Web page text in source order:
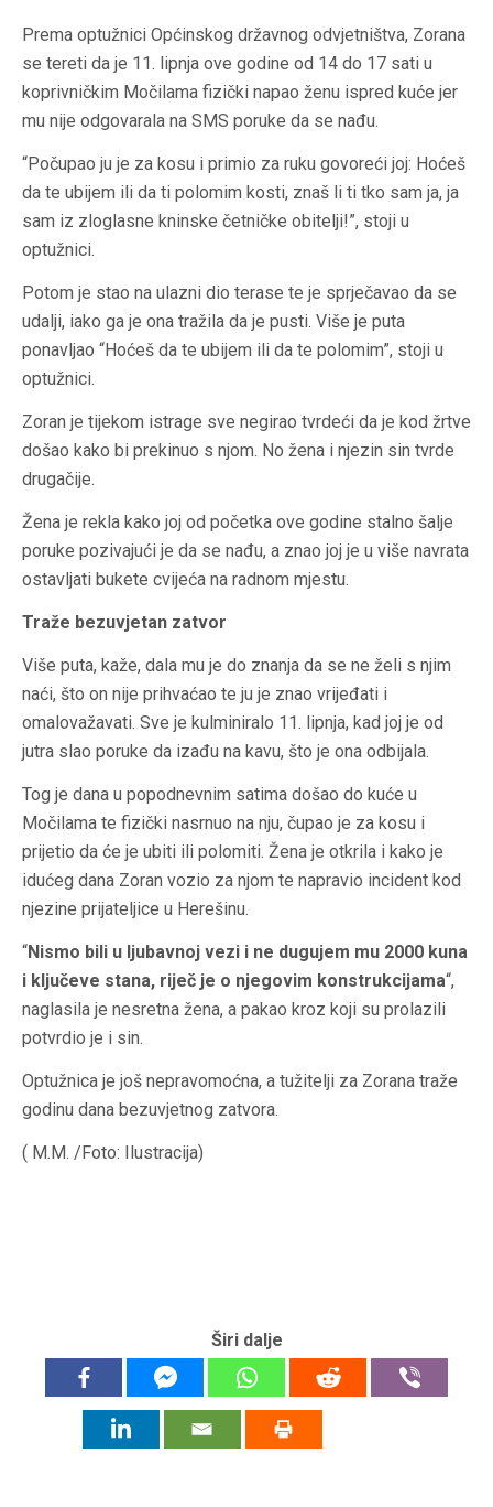
Prema optužnici Općinskog državnog odvjetništva, Zorana
se tereti da je 11. lipnja ove godine od 14 do 17 sati u
koprivničkim Močilama fizički napao ženu ispred kuće jer
mu nije odgovarala na SMS poruke da se nađu.
“Počupao ju je za kosu i primio za ruku govoreći joj: Hoćeš
da te ubijem ili da ti polomim kosti, znaš li ti tko sam ja, ja
sam iz zloglasne kninske četničke obitelji!”, stoji u
optužnici.
Potom je stao na ulazni dio terase te je sprječavao da se
udalji, iako ga je ona tražila da je pusti. Više je puta
ponavljao “Hoćeš da te ubijem ili da te polomim”, stoji u
optužnici.
Zoran je tijekom istrage sve negirao tvrdeći da je kod žrtve
došao kako bi prekinuo s njom. No žena i njezin sin tvrde
drugačije.
Žena je rekla kako joj od početka ove godine stalno šalje
poruke pozivajući je da se nađu, a znao joj je u više navrata
ostavljati bukete cvijeća na radnom mjestu.
Traže bezuvjetan zatvor
Više puta, kaže, dala mu je do znanja da se ne želi s njim
naći, što on nije prihvaćao te ju je znao vrijeđati i
omalovažavati. Sve je kulminiralo 11. lipnja, kad joj je od
jutra slao poruke da izađu na kavu, što je ona odbijala.
Tog je dana u popodnevnim satima došao do kuće u
Močilama te fizički nasrnuo na nju, čupao je za kosu i
prijetio da će je ubiti ili polomiti. Žena je otkrila i kako je
idućeg dana Zoran vozio za njom te napravio incident kod
njezine prijateljice u Herešinu.
“Nismo bili u ljubavnoj vezi i ne dugujem mu 2000 kuna
i ključeve stana, riječ je o njegovim konstrukcijama“,
naglasila je nesretna žena, a pakao kroz koji su prolazili
potvrdio je i sin.
Optužnica je još nepravomoćna, a tužitelji za Zorana traže
godinu dana bezuvjetnog zatvora.
( M.M. /Foto: Ilustracija)
Širi dalje